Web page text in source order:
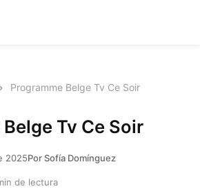
› Programme Belge Tv Ce Soir
Tv Ce Soir
2025Por Sofía Domínguez
de lectura